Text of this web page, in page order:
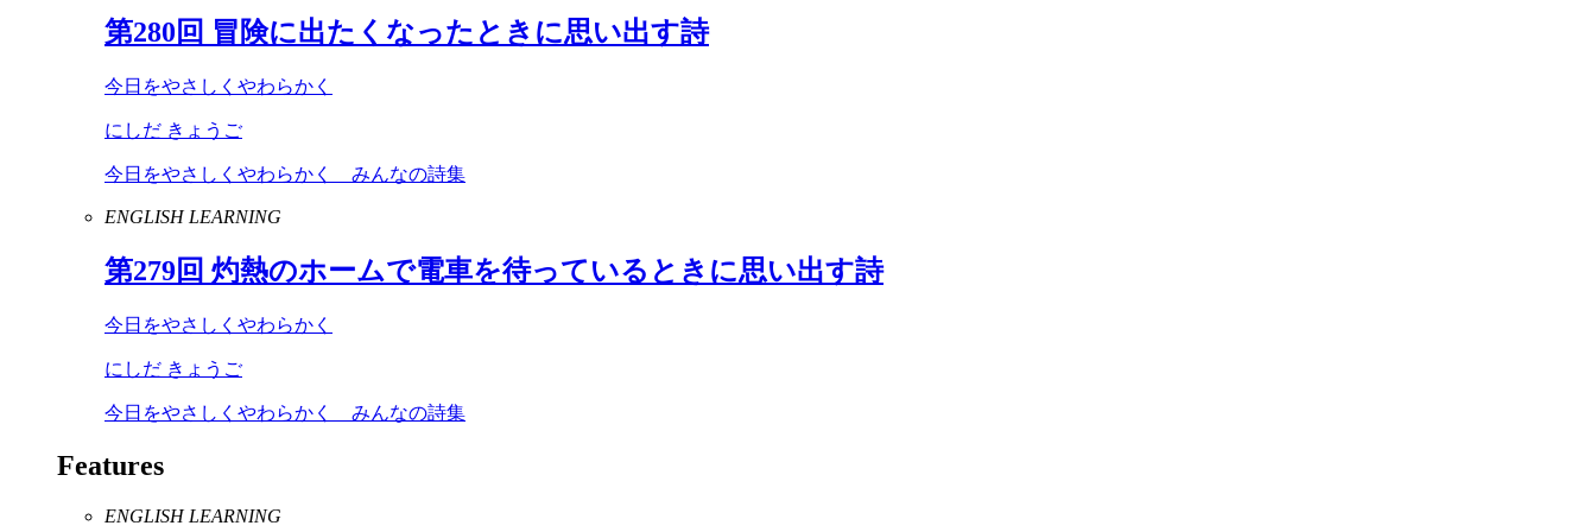
第280回 冒険に出たくなったときに思い出す詩
今日をやさしくやわらかく
にしだ きょうご
今日をやさしくやわらかく みんなの詩集
ENGLISH LEARNING
第279回 灼熱のホームで電車を待っているときに思い出す詩
今日をやさしくやわらかく
にしだ きょうご
今日をやさしくやわらかく みんなの詩集
Features
ENGLISH LEARNING